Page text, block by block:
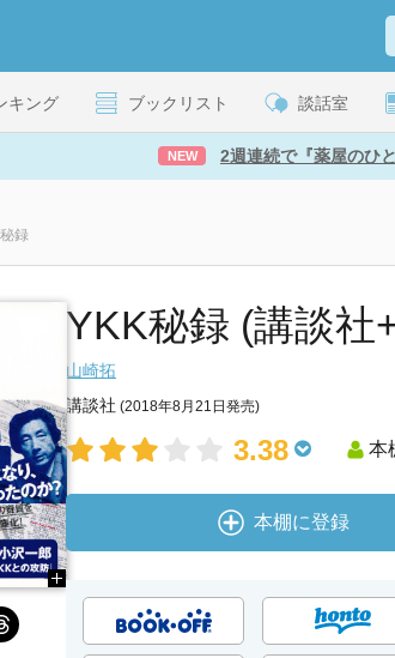
キング ブックリスト 談話室
NEW 2週連続で『薬屋のひ
録
YKK秘録 (講談社
山崎拓
講談社 (2018年8月21日発売)
3.38 本
本棚に登録